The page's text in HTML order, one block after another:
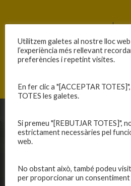
DOL AL BÀSQUET CATALÀ
CLUB
Història
Publicacions
Avís legal
Utilitzem galetes al nostre lloc
l’experiència més rellevant
preferències i repetint visites.
En fer clic a "[ACCEPTAR
TOTES les galetes.
Si premeu "[REBUTJAR TOTES]",
estrictament necessàries pel
web.
No obstant això, també podeu
per proporcionar un